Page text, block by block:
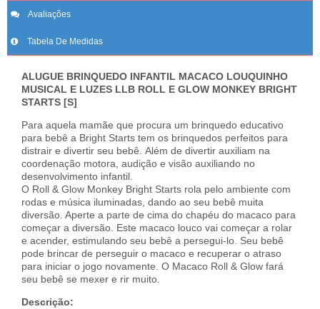
Avaliações
Tabela De Medidas
ALUGUE BRINQUEDO INFANTIL MACACO LOUQUINHO
MUSICAL E LUZES LLB ROLL E GLOW MONKEY BRIGHT
STARTS [S]
Para aquela mamãe que procura um brinquedo educativo
para bebê a Bright Starts tem os brinquedos perfeitos para
distrair e divertir seu bebê. Além de divertir auxiliam na
coordenação motora, audição e visão auxiliando no
desenvolvimento infantil.
O Roll & Glow Monkey Bright Starts rola pelo ambiente com
rodas e música iluminadas, dando ao seu bebê muita
diversão. Aperte a parte de cima do chapéu do macaco para
começar a diversão. Este macaco louco vai começar a rolar
e acender, estimulando seu bebê a persegui-lo. Seu bebê
pode brincar de perseguir o macaco e recuperar o atraso
para iniciar o jogo novamente. O Macaco Roll & Glow fará
seu bebê se mexer e rir muito.
Descrição: